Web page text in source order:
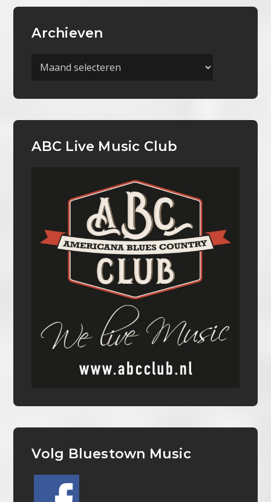
Archieven
Archieven
ABC Live Music Club
Volg Bluestown Music